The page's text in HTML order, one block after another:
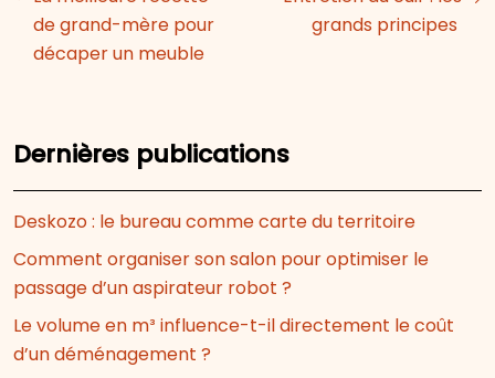
de grand-mère pour
décaper un meuble
grands principes
Dernières publications
Deskozo : le bureau comme carte du territoire
Comment organiser son salon pour optimiser le
passage d’un aspirateur robot ?
Le volume en m³ influence-t-il directement le coût
d’un déménagement ?